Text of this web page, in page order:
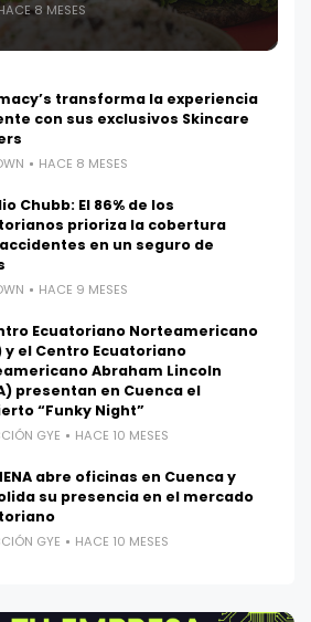
8 MESES
transforma la experiencia
con sus exclusivos Skincare
HACE 8 MESES
Chubb: El 86% de los
prioriza la cobertura
en un seguro de
HACE 9 MESES
Ecuatoriano Norteamericano
y el Centro Ecuatoriano
Abraham Lincoln
presentan en Cuenca el
“Funky Night”
GYE HACE 10 MESES
abre oficinas en Cuenca y
su presencia en el mercado
GYE HACE 10 MESES